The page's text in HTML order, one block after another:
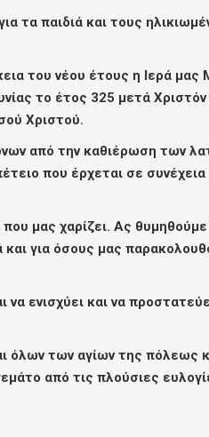
τα παιδιά και τους
του νέου έτους η Ιερά
το έτος 325 μετά
Χριστού.
από την καθιέρωση των
που έρχεται σε
μας χαρίζει. Ας
για όσους μας
ενισχύει και να
όλων των αγίων της πόλεως
από τις πλούσιες